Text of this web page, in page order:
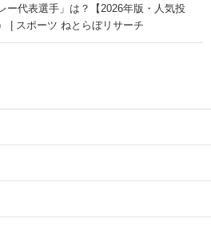
ー代表選手」は？【2026年版・人気投
| スポーツ ねとらぼリサーチ